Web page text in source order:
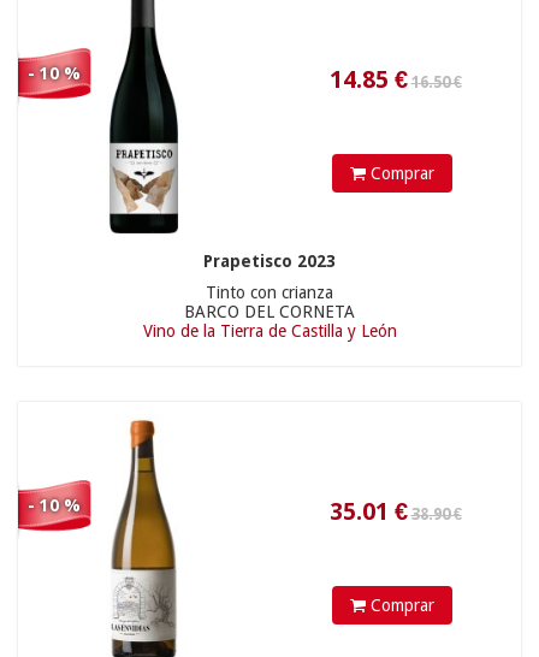
- 10 %
Comprar
Prapetisco 2023
Tinto con crianza
BARCO DEL CORNETA
Vino de la Tierra de Castilla y León
- 10 %
Comprar
16.24€
17.90 €